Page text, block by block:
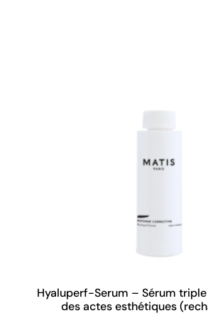
Hyaluperf-Serum – Sérum
des actes esthétiques